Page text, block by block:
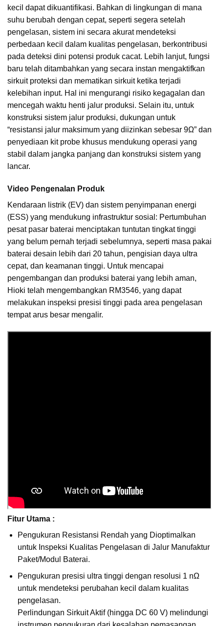
kecil dapat dikuantifikasi. Bahkan di lingkungan di mana
suhu berubah dengan cepat, seperti segera setelah
pengelasan, sistem ini secara akurat mendeteksi
perbedaan kecil dalam kualitas pengelasan, berkontribusi
pada deteksi dini potensi produk cacat. Lebih lanjut, fungsi
baru telah ditambahkan yang secara instan mengaktifkan
sirkuit proteksi dan mematikan sirkuit ketika terjadi
kelebihan input. Hal ini mengurangi risiko kegagalan dan
mencegah waktu henti jalur produksi. Selain itu, untuk
konstruksi sistem jalur produksi, dukungan untuk
“resistansi jalur maksimum yang diizinkan sebesar 9Ω” dan
penyediaan kit probe khusus mendukung operasi yang
stabil dalam jangka panjang dan konstruksi sistem yang
lancar.
Video Pengenalan Produk
Kendaraan listrik (EV) dan sistem penyimpanan energi
(ESS) yang mendukung infrastruktur sosial: Pertumbuhan
pesat pasar baterai menciptakan tuntutan tingkat tinggi
yang belum pernah terjadi sebelumnya, seperti masa pakai
baterai desain lebih dari 20 tahun, pengisian daya ultra
cepat, dan keamanan tinggi. Untuk mencapai
pengembangan dan produksi baterai yang lebih aman,
Hioki telah mengembangkan RM3546, yang dapat
melakukan inspeksi presisi tinggi pada area pengelasan
tempat arus besar mengalir.
Fitur Utama :
Pengukuran Resistansi Rendah yang Dioptimalkan
untuk Inspeksi Kualitas Pengelasan di Jalur Manufaktur
Paket/Modul Baterai.
Pengukuran presisi ultra tinggi dengan resolusi 1 nΩ
untuk mendeteksi perubahan kecil dalam kualitas
pengelasan.
Perlindungan Sirkuit Aktif (hingga DC 60 V) melindungi